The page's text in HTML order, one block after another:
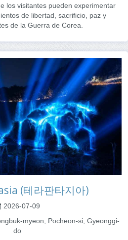
los visitantes pueden experimentar
de libertad, sacrificio, paz y
de la Guerra de Corea.
(테라판타지아)
2026-07-09
myeon, Pocheon-si, Gyeonggi-
do